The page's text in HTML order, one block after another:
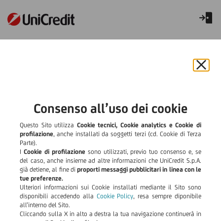
polizza Incendio fabbricati
Per la stipula del contratto è obbligatorio
assicurazione dell'immobile contro i rischi di incendio,
fulmine, scoppio, caduta di aeromobile, agenti atmosferici,
eventi socio-politici compresi atti vandalici e dolosi dei terzi,
colpa grave dell'assicurato, per un importo pari al valore di
ricostruzione a nuovo indicato in perizia, esclusa l'eventuale
area.
La validità della copertura deve protrarsi fino alla scadenza del
finanziamento oppure la polizza deve contenere una clausola
il
Consenso all’uso dei cookie
Questo Sito utilizza Cookie tecnici, Cookie analytics e Cookie di
profilazione, anche installati da soggetti terzi (cd. Cookie di Terza
Parte).
I Cookie di profilazione sono utilizzati, previo tuo consenso e, se
del caso, anche insieme ad altre informazioni che UniCredit S.p.A.
già detiene, al fine di proporti messaggi pubblicitari in linea con le
tue preferenze.
Ulteriori informazioni sui Cookie installati mediante il Sito sono
disponibili accedendo alla Cookie Policy, resa sempre diponibile
all’interno del Sito.
Cliccando sulla X in alto a destra la tua navigazione continuerà in